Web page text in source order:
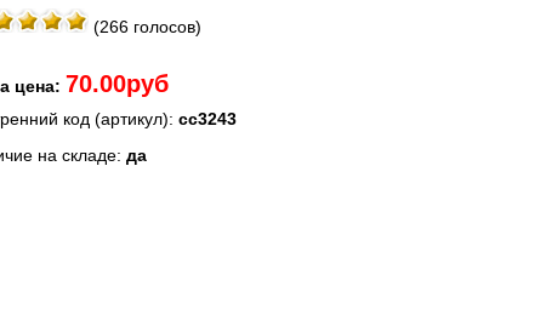
(266 голосов)
цена: 70.00руб
код (артикул): сс3243
на складе: да